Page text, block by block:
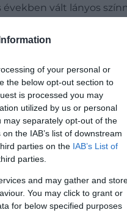
of your personal or
the below opt-out section to
is processed you may
utilized by us or personal
may separately opt-out of the
the IAB’s list of downstream
parties on the IAB’s List of
parties.
and may gather and
You may click to grant or
for below specified purposes
vált lányos